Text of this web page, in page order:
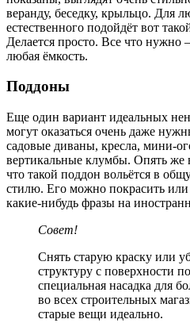
веранду, беседку, крыльцо. Для
естественного подойдёт вот
Делается просто. Все что нужно
любая ёмкость.
Поддоны
Еще один вариант идеальных
могут оказаться очень даже
садовые диваны, кресла, мини-
вертикальные клумбы. Опять же
что такой поддон вольётся в
стилю. Его можно покрасить
какие-нибудь фразы на
Совет!
Снять старую краску или
структуру с поверхности
специальная насадка для
во всех строительных
старые вещи идеально.